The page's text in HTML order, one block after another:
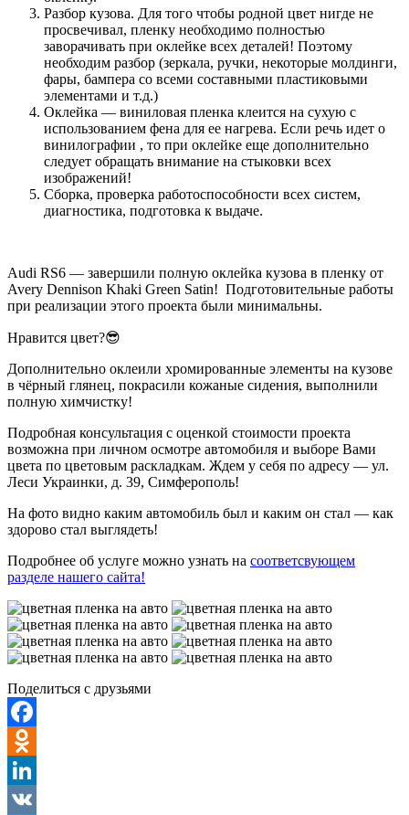
Разбор кузова. Для того чтобы родной цвет нигде не
просвечивал, пленку необходимо полностью
заворачивать при оклейке всех деталей! Поэтому
необходим разбор (зеркала, ручки, некоторые молдинги,
фары, бампера со всеми составными пластиковыми
элементами и т.д.)
Оклейка — виниловая пленка клеится на сухую с
использованием фена для ее нагрева. Если речь идет о
винилографии , то при оклейке еще дополнительно
следует обращать внимание на стыковки всех
изображений!
Сборка, проверка работоспособности всех систем,
диагностика, подготовка к выдаче.
Audi RS6 — завершили полную оклейка кузова в пленку от
Avery Dennison Khaki Green Satin! Подготовительные работы
при реализации этого проекта были минимальны.
Нравится цвет?😎
Дополнительно оклеили хромированные элементы на кузове
в чёрный глянец, покрасили кожаные сидения, выполнили
полную химчистку!
Подробная консультация с оценкой стоимости проекта
возможна при личном осмотре автомобиля и выборе Вами
цвета по цветовым раскладкам. Ждем у себя по адресу — ул.
Леси Украинки, д. 39, Симферополь!
На фото видно каким автомобиль был и каким он стал — как
здорово стал выглядеть!
Подробнее об услуге можно узнать на соответсвующем
разделе нашего сайта!
Поделиться с друзьями
Facebook
Odnoklassniki
LinkedIn